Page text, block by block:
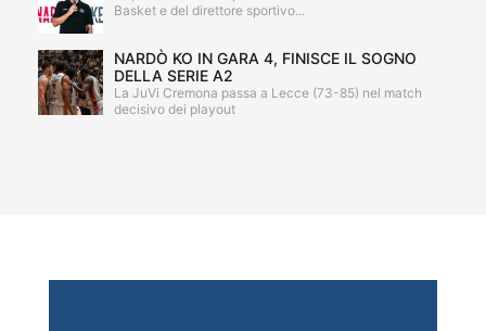
Basket e del direttore sportivo...
NARDÒ KO IN GARA 4, FINISCE IL SOGNO
DELLA SERIE A2
La JuVi Cremona passa a Lecce (73-85) nel match
decisivo dei playout